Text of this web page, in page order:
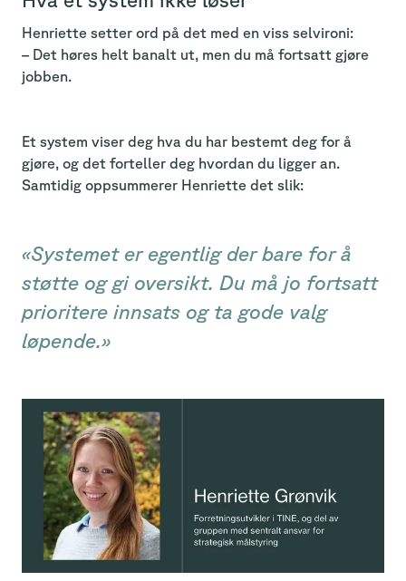
Henriette setter ord på det med en viss selvironi:
– Det høres helt banalt ut, men du må fortsatt gjøre
jobben.
Et system viser deg hva du har bestemt deg for å
gjøre, og det forteller deg hvordan du ligger an.
Samtidig oppsummerer Henriette det slik:
«Systemet er egentlig der bare for å
støtte og gi oversikt. Du må jo fortsatt
prioritere innsats og ta gode valg
løpende.»